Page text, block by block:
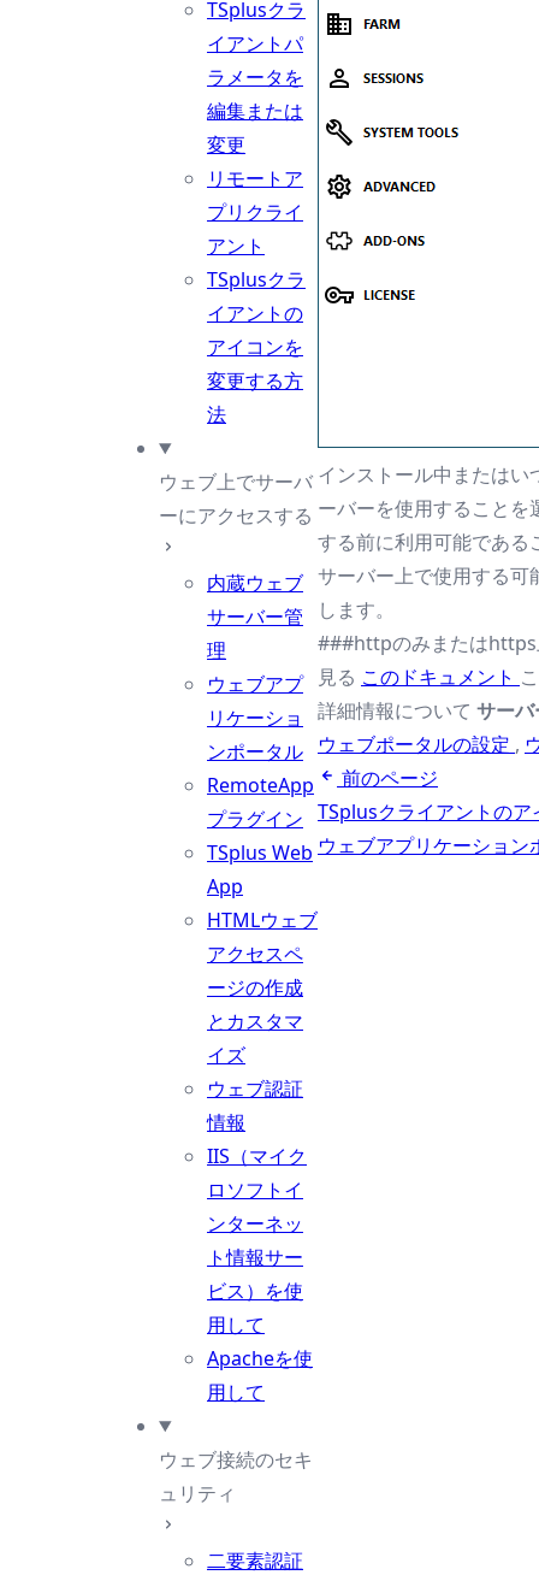
TSplusクラ
イアントパ
ラメータを
編集または
変更
リモートア
プリクライ
アント
TSplusクラ
イアントの
アイコンを
変更する方
法
ウェブ上でサーバ
ーにアクセスする
内蔵ウェブ
サーバー管
理
ウェブアプ
リケーショ
ンポータル
RemoteApp
プラグイン
TSplus Web
App
HTMLウェブ
アクセスペ
ージの作成
とカスタマ
イズ
ウェブ認証
情報
IIS（マイク
ロソフトイ
ンターネッ
ト情報サー
ビス）を使
用して
Apacheを使
用して
ウェブ接続のセキ
ュリティ
二要素認証
インストール中または
ーバーを使用すること
する前に利用可能であ
サーバー上で使用する
します。
###httpのみまたは
見る このドキュメント
詳細情報について サー
ウェブポータルの設定 ,
前のページ
TSplusクライアントの
ウェブアプリケーション